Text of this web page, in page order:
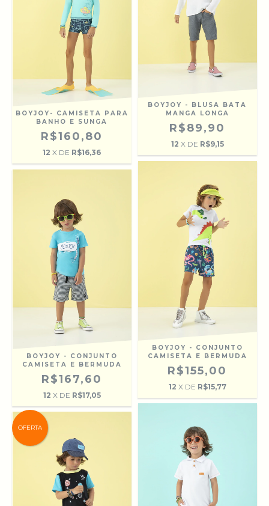
BOYJOY- CAMISETA PARA
BANHO E SUNGA
R$160,80
12 X DE R$16,36
BOYJOY - BLUSA BATA
MANGA LONGA
R$89,90
12 X DE R$9,15
BOYJOY - CONJUNTO
CAMISETA E BERMUDA
R$167,60
12 X DE R$17,05
BOYJOY - CONJUNTO
CAMISETA E BERMUDA
R$155,00
12 X DE R$15,77
OFERTA